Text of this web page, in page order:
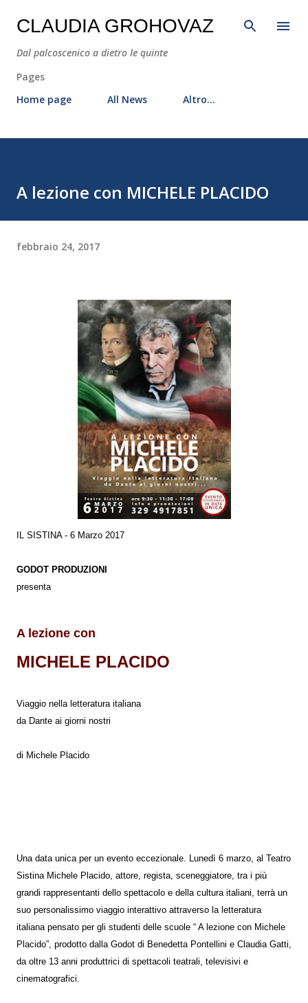
Passa ai contenuti principali
CLAUDIA GROHOVAZ
Dal palcoscenico a dietro le quinte
Pages
Home page
All News Altro…
A lezione con MICHELE PLACIDO
febbraio 24, 2017
IL SISTINA - 6 Marzo 2017
GODOT PRODUZIONI
presenta
A lezione con
MICHELE PLACIDO
Viaggio nella letteratura italiana
da Dante ai giorni nostri
di Michele Placido
Una data unica per un evento eccezionale. Lunedì 6 marzo, al Teatro
Sistina Michele Placido, attore, regista, sceneggiatore, tra i più
grandi rappresentanti dello spettacolo e della cultura italiani, terrà un
suo personalissimo viaggio interattivo attraverso la letteratura
italiana pensato per gli studenti delle scuole “ A lezione con Michele
Placido”, prodotto dalla Godot di Benedetta Pontellini e Claudia Gatti,
da oltre 13 anni produttrici di spettacoli teatrali, televisivi e
cinematografici.